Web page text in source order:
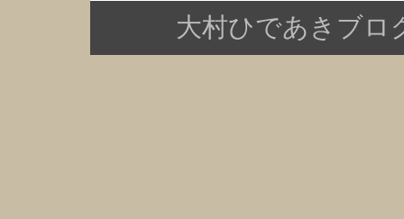
大村ひであきブロ